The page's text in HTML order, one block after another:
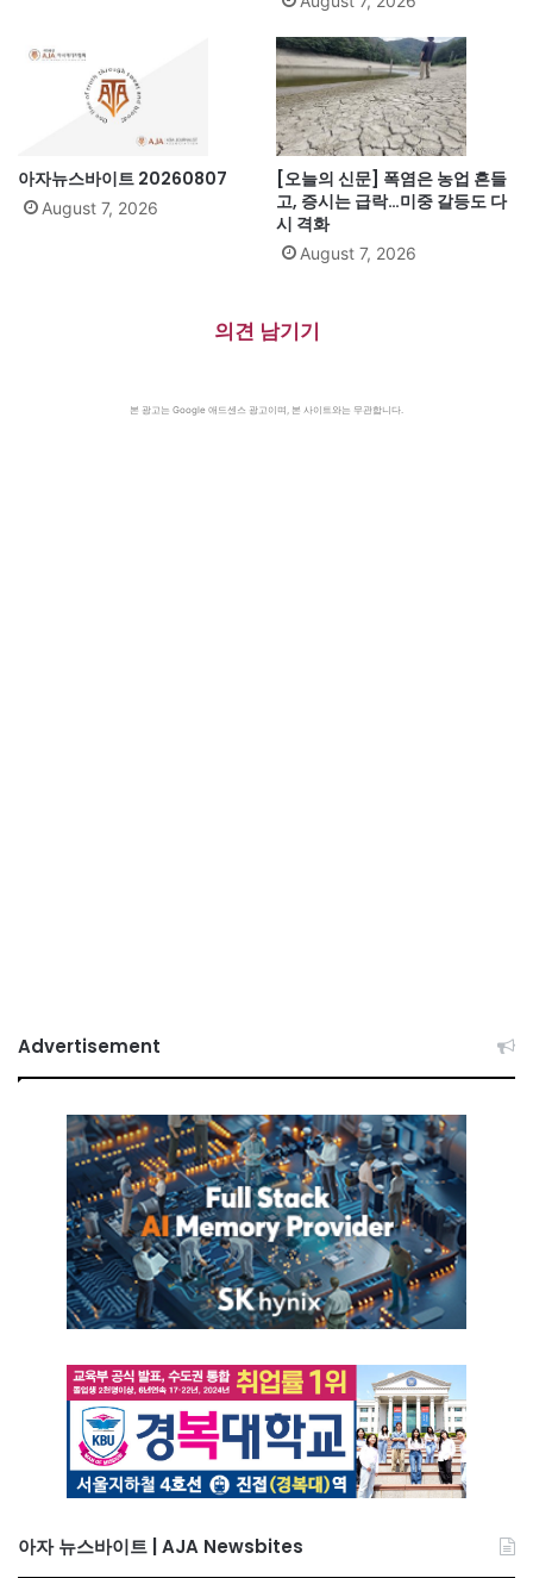
아자뉴스바이트 20260807
August 7, 2026
[오늘의 신문] 폭염은 농업 흔들
고, 증시는 급락…미중 갈등도 다
시 격화
August 7, 2026
의견 남기기
본 광고는 Google 애드센스 광고이며, 본 사이트와는 무관합니다.
Advertisement
아자 뉴스바이트 | AJA Newsbites